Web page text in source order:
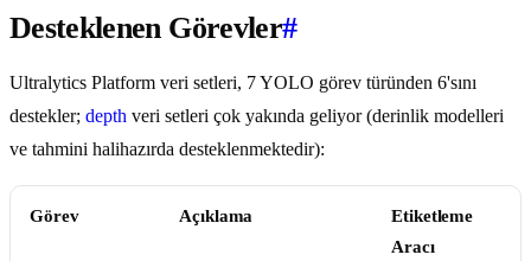
Desteklenen Görevler#
Ultralytics Platform veri setleri, 7 YOLO görev türünden 6'sını
destekler; depth veri setleri çok yakında geliyor (derinlik modelleri
ve tahmini halihazırda desteklenmektedir):
Görev Açıklama
Etiketleme
Aracı